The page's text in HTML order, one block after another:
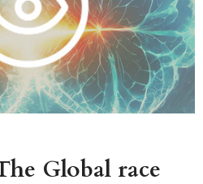
Global race